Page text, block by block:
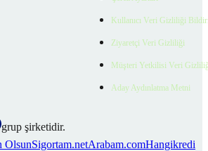
Kullanıcı Veri Gizliliği
Ziyaretçi Veri Gizliliği
Müşteri Yetkilisi Veri
Aday Aydınlatma Metni
grup şirketidir.
OlsunSigortam.netArabam.comHangikredi